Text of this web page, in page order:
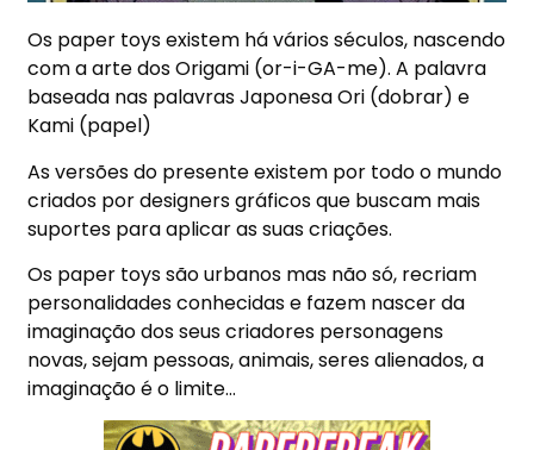
Os paper toys existem há vários séculos, nascendo
com a arte dos Origami (or-i-GA-me). A palavra
baseada nas palavras Japonesa Ori (dobrar) e
Kami (papel)
As versões do presente existem por todo o mundo
criados por designers gráficos que buscam mais
suportes para aplicar as suas criações.
Os paper toys são urbanos mas não só, recriam
personalidades conhecidas e fazem nascer da
imaginação dos seus criadores personagens
novas, sejam pessoas, animais, seres alienados, a
imaginação é o limite…